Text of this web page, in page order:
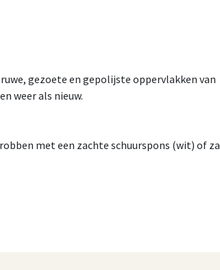
gezoete en gepolijste oppervlakken van
weer als nieuw.
met een zachte schuurspons (wit) of